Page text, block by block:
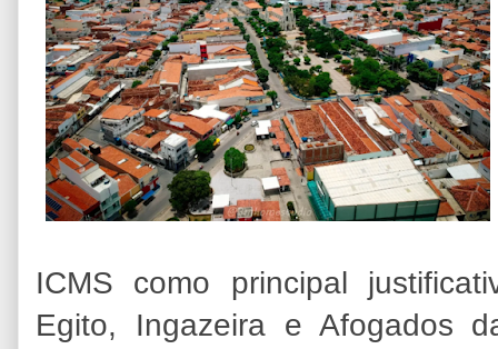
ICMS como principal
Egito, Ingazeira e Afogados